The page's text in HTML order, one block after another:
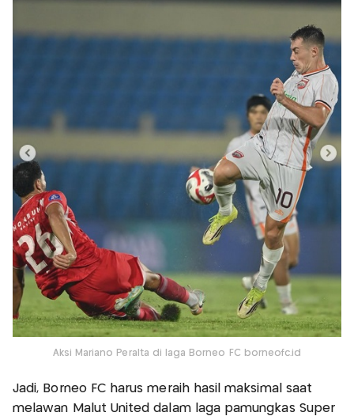
Aksi Mariano Peralta di laga Borneo FC borneofc.id
Jadi, Borneo FC harus meraih hasil maksimal saat
melawan Malut United dalam laga pamungkas Super